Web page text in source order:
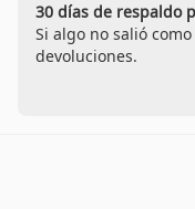
30 días de respaldo
Si algo no salió
devoluciones.